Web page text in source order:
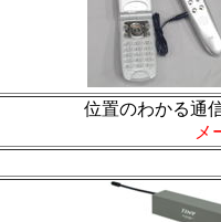
位置のわかる通
メ